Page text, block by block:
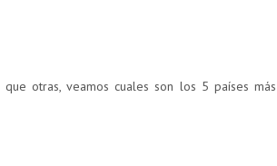
otras, veamos cuales son los 5 países más